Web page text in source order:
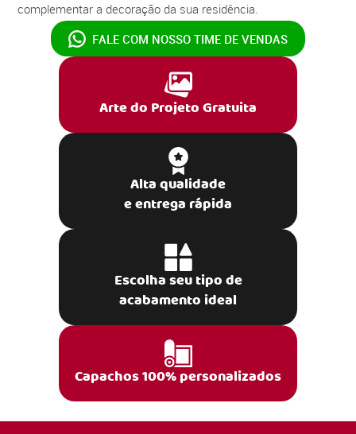
complementar a decoração da sua residência.
FALE COM NOSSO TIME DE VENDAS
Arte do Projeto Gratuita
Alta qualidade
e entrega rápida
Escolha seu tipo de
acabamento ideal
Capachos 100% personalizados